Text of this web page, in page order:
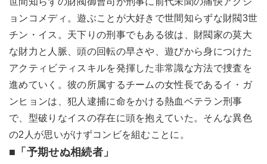
ョンコメディ。遊ぶことが大好きで世間知らずな財閥3世
チン・イス。天下りの刑事でもある彼は、財閥家の莫大
な財力と人脈、頭の回転の早さや、遊びから身につけた
アクティビティスキルを発揮した非常識な方法で捜査を
進めていく。彼の所属するチームの女性長であるイ・ガ
ンヒョンは、犯人逮捕に命をかける熱血ベテラン刑事
で、型破りなイスの存在に頭を抱えていた。そんな異色
の2人が思いがけずコンビを組むことに。
■「予期せぬ相続者」